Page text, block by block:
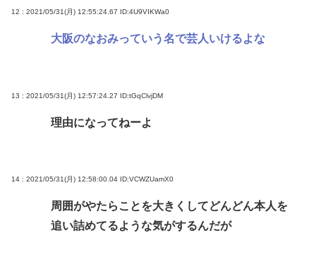
12 : 2021/05/31(月) 12:55:24.67 ID:4U9VIKWa0
大阪のなおみっていう名で芸人いけるよな
13 : 2021/05/31(月) 12:57:24.27 ID:tGqClvjDM
理由になってねーよ
14 : 2021/05/31(月) 12:58:00.04 ID:VCWZUamX0
周囲がやたらことを大きくしてどんどん本人を
追い詰めてるような気がするんだが